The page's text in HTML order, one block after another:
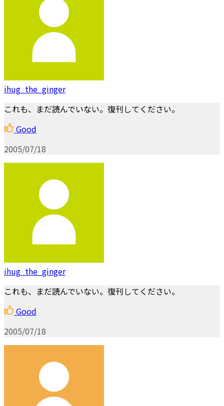
ihug_the_ginger
これも、まだ読んでいない。復刊してください。
Good
2005/07/18
ihug_the_ginger
これも、まだ読んでいない。復刊してください。
Good
2005/07/18